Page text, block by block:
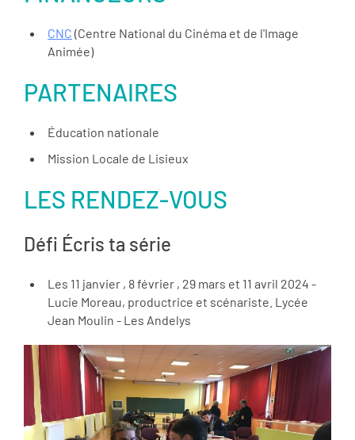
CNC (Centre National du Cinéma et de l'Image
Animée)
PARTENAIRES
Éducation nationale
Mission Locale de Lisieux
LES RENDEZ-VOUS
Défi Écris ta série
Les 11 janvier , 8 février , 29 mars et 11 avril 2024 -
Lucie Moreau, productrice et scénariste. Lycée
Jean Moulin - Les Andelys